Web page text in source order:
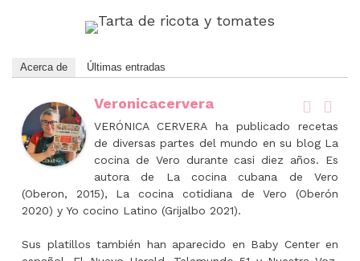
Acerca de Últimas entradas
Veronicacervera
VERÓNICA CERVERA ha publicado recetas
de diversas partes del mundo en su blog La
cocina de Vero durante casi diez años. Es
autora de La cocina cubana de Vero
(Oberon, 2015), La cocina cotidiana de Vero (Oberón
2020) y Yo cocino Latino (Grijalbo 2021).
Sus platillos también han aparecido en Baby Center en